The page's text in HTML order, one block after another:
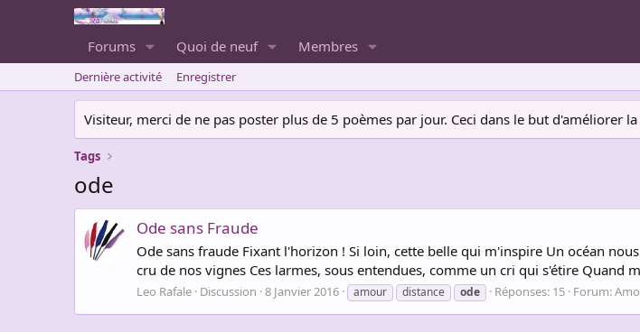
Forums Quoi de neuf Membres
Dernière activité Enregistrer
Visiteur, merci de ne pas poster plus de 5 poèmes par jour. Ceci dans le but d'améliorer
Tags
ode
Ode sans Fraude
Ode sans fraude Fixant l'horizon ! Si loin, cette belle qui m'inspire Un océan
cru de nos vignes Ces larmes, sous entendues, comme un cri qui s'étire Quand
Leo Rafale Discussion 8 Janvier 2016 amour distance ode Réponses: 15 Forum: